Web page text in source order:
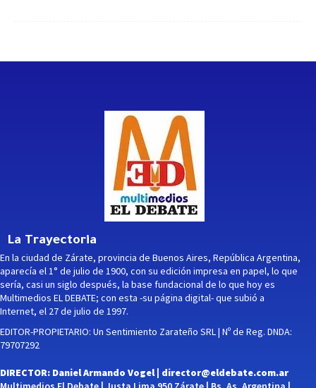
La Trayectoria
En la ciudad de Zárate, provincia de Buenos Aires, República Argentina,
aparecía el 1° de julio de 1900, con su edición impresa en papel, lo que
sería, casi un siglo después, la base fundacional de lo que hoy es
Multimedios EL DEBATE; con esta -su página digital- que subió a
Internet, el 27 de julio de 1997.
EDITOR-PROPIETARIO: Un Sentimiento Zarateño SRL | Nº de Reg. DNDA:
79707292
DIRECTOR: Daniel Armando Vogel | director@eldebate.com.ar